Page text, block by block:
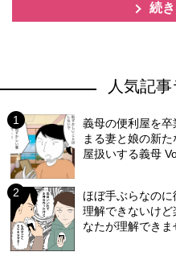
続
人気記
義母の便利屋を
まる妻と娘の新
屋扱いする義母
ほぼ手ぶらなの
理解できないけ
なたが理解できま